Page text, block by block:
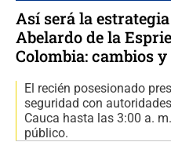
Así será la
Abelardo de la
Colombia: cambios
El recién posesionado
seguridad con
Cauca hasta las 3:00 a.
público.